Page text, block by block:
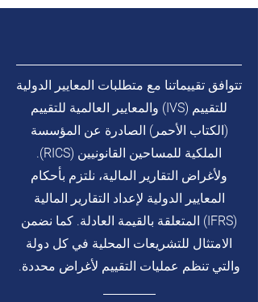
تتوافق تقييماتنا مع متطلبات المعايير الدولية
للتقييم (IVS) والمعايير العالمية للتقييم
(الكتاب الأحمر) الصادرة عن المؤسسة
الملكية للمساحين القانونيين (RICS).
ولأغراض التقارير المالية، نلتزم بأحكام
المعايير الدولية لإعداد التقارير المالية
(IFRS) المتعلقة بالقيمة العادلة. كما نضمن
الامتثال للتشريعات المحلية في كل دولة
والتي تنظم عمليات التقييم لأغراض محددة.